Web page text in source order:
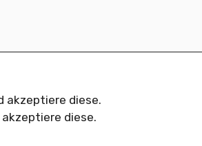
akzeptiere diese.
diese.